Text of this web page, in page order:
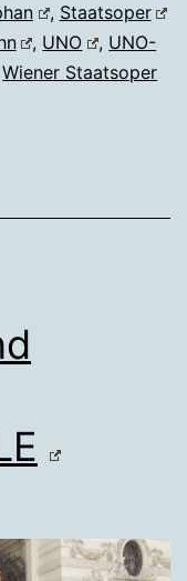
, Staatsoper
, UNO , UNO-
Wiener Staatsoper